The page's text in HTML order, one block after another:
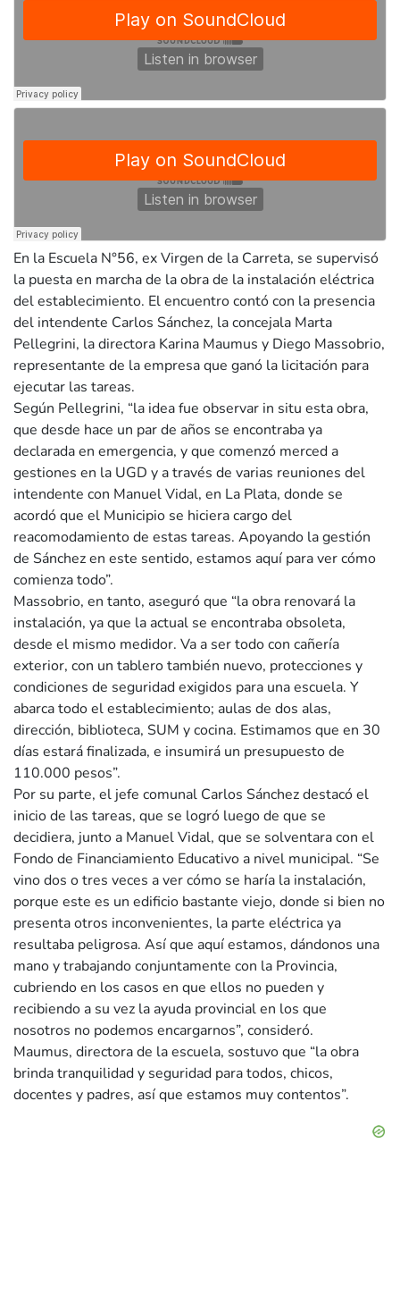
En la Escuela N°56, ex Virgen de la Carreta, se supervisó
la puesta en marcha de la obra de la instalación eléctrica
del establecimiento. El encuentro contó con la presencia
del intendente Carlos Sánchez, la concejala Marta
Pellegrini, la directora Karina Maumus y Diego Massobrio,
representante de la empresa que ganó la licitación para
ejecutar las tareas.
Según Pellegrini, “la idea fue observar in situ esta obra,
que desde hace un par de años se encontraba ya
declarada en emergencia, y que comenzó merced a
gestiones en la UGD y a través de varias reuniones del
intendente con Manuel Vidal, en La Plata, donde se
acordó que el Municipio se hiciera cargo del
reacomodamiento de estas tareas. Apoyando la gestión
de Sánchez en este sentido, estamos aquí para ver cómo
comienza todo”.
Massobrio, en tanto, aseguró que “la obra renovará la
instalación, ya que la actual se encontraba obsoleta,
desde el mismo medidor. Va a ser todo con cañería
exterior, con un tablero también nuevo, protecciones y
condiciones de seguridad exigidos para una escuela. Y
abarca todo el establecimiento; aulas de dos alas,
dirección, biblioteca, SUM y cocina. Estimamos que en 30
días estará finalizada, e insumirá un presupuesto de
110.000 pesos”.
Por su parte, el jefe comunal Carlos Sánchez destacó el
inicio de las tareas, que se logró luego de que se
decidiera, junto a Manuel Vidal, que se solventara con el
Fondo de Financiamiento Educativo a nivel municipal. “Se
vino dos o tres veces a ver cómo se haría la instalación,
porque este es un edificio bastante viejo, donde si bien no
presenta otros inconvenientes, la parte eléctrica ya
resultaba peligrosa. Así que aquí estamos, dándonos una
mano y trabajando conjuntamente con la Provincia,
cubriendo en los casos en que ellos no pueden y
recibiendo a su vez la ayuda provincial en los que
nosotros no podemos encargarnos”, consideró.
Maumus, directora de la escuela, sostuvo que “la obra
brinda tranquilidad y seguridad para todos, chicos,
docentes y padres, así que estamos muy contentos”.